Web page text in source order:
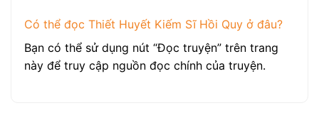
Có thể đọc Thiết Huyết Kiếm Sĩ Hồi Quy ở đâu?
Bạn có thể sử dụng nút “Đọc truyện” trên trang
này để truy cập nguồn đọc chính của truyện.